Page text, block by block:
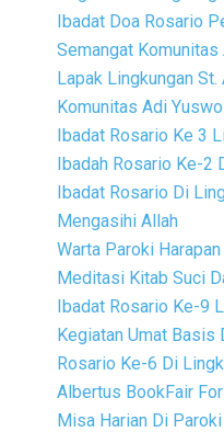
Ibadat Doa Rosario
Semangat Komunitas
Lapak Lingkungan
Komunitas Adi Yuswo
Ibadat Rosario Ke 3
Ibadah Rosario Ke-2
Ibadat Rosario Di
Mengasihi Allah
Warta Paroki
Meditasi Kitab Suci
Ibadat Rosario Ke-9
Kegiatan Umat Basis
Rosario Ke-6 Di
Albertus BookFair
Misa Harian Di